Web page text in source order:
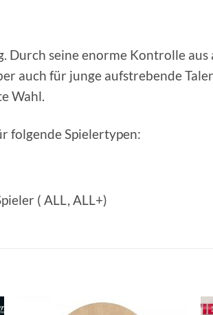
seine enorme Kontrolle aus
auch für junge aufstrebende
Wahl.
folgende Spielertypen:
( ALL, ALL+)